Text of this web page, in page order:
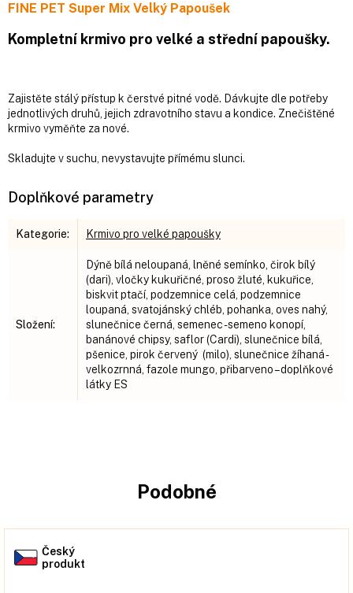
FINE PET Super Mix Velký Papoušek
Kompletní krmivo pro velké a střední papoušky.
Zajistěte stálý přístup k čerstvé pitné vodě. Dávkujte dle potřeby
jednotlivých druhů, jejich zdravotního stavu a kondice. Znečištěné
krmivo vyměňte za nové.
Skladujte v suchu, nevystavujte přímému slunci.
Doplňkové parametry
Kategorie: Krmivo pro velké papoušky
Složení:
Dýně bílá neloupaná, lněné semínko, čirok bílý
(dari), vločky kukuřičné, proso žluté, kukuřice,
biskvit ptačí, podzemnice celá, podzemnice
loupaná, svatojánský chléb, pohanka, oves nahý,
slunečnice černá, semenec - semeno konopí,
banánové chipsy, saflor (Cardi), slunečnice bílá,
pšenice, pirok červený (milo), slunečnice žíhaná -
velkozrnná, fazole mungo, přibarveno – doplňkové
látky ES
Podobné
Český
produkt